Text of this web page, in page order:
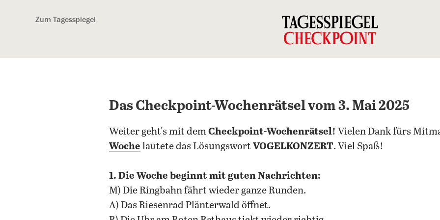
Zum Tagesspiegel
Das Checkpoint-Wochenrätsel vom 3. Mai 2025
Weiter geht's mit demCheckpoint-Wochenrätsel! Vielen Dank fürs
Woche lautete das Lösungswort VOGELKONZERT. Viel Spaß!
1. Die Woche beginnt mit guten Nachrichten:
M) Die Ringbahn fährt wieder ganze Runden.
A) Das Riesenrad Plänterwald öffnet.